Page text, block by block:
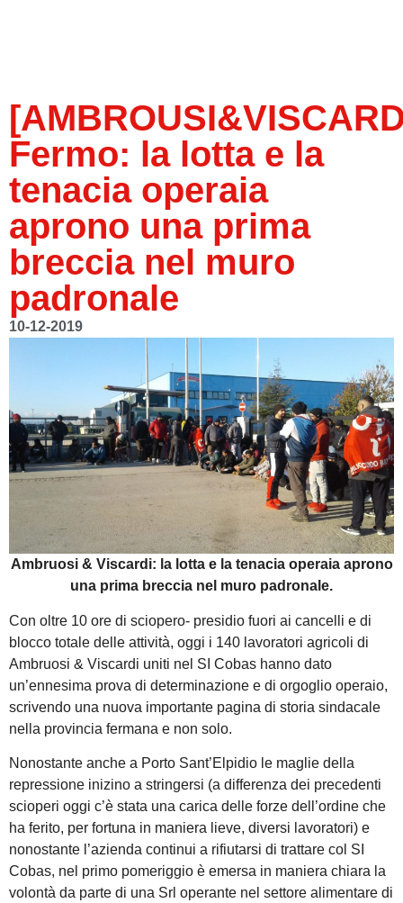
Fermo: la lotta e la
tenacia operaia
aprono una prima
breccia nel muro
padronale
10-12-2019
Ambruosi & Viscardi: la lotta e la tenacia operaia aprono
una prima breccia nel muro padronale.
Con oltre 10 ore di sciopero- presidio fuori ai cancelli e di
blocco totale delle attività, oggi i 140 lavoratori agricoli di
Ambruosi & Viscardi uniti nel SI Cobas hanno dato
un’ennesima prova di determinazione e di orgoglio operaio,
scrivendo una nuova importante pagina di storia sindacale
nella provincia fermana e non solo.
Nonostante anche a Porto Sant’Elpidio le maglie della
repressione inizino a stringersi (a differenza dei precedenti
scioperi oggi c’è stata una carica delle forze dell’ordine che
ha ferito, per fortuna in maniera lieve, diversi lavoratori) e
nonostante l’azienda continui a rifiutarsi di trattare col SI
Cobas, nel primo pomeriggio è emersa in maniera chiara la
volontà da parte di una Srl operante nel settore alimentare di